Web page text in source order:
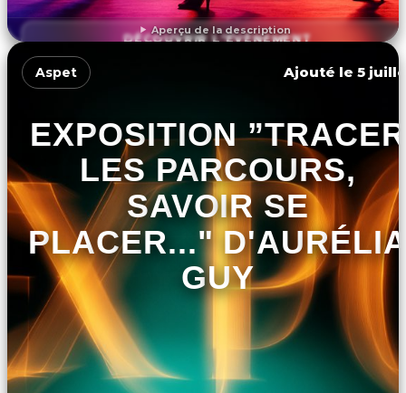
Aperçu de la description
DÉCOUVRIR L'ÉVÉNEMENT
Aspet Ajouté le 5
EXPOSITION ”TRACER
LES PARCOURS,
SAVOIR SE
PLACER..." D'AURÉLIA
GUY